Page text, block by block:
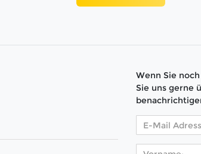
Wenn Sie
Sie uns gerne